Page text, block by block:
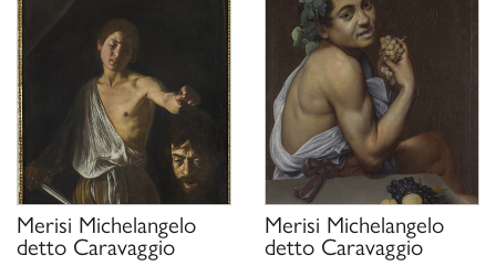
Merisi Michelangelo
detto Caravaggio
Merisi Michelangelo
detto Caravaggio